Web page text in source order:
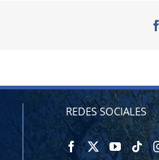
REDES SOCIALES